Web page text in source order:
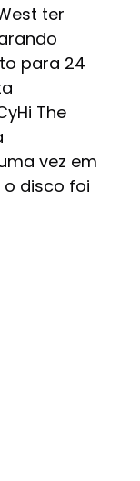
ter
para 24
The
vez em
o disco foi